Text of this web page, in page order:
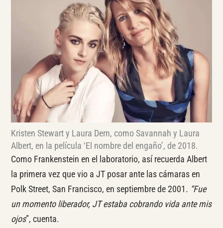
Kristen Stewart y Laura Dern, como Savannah y Laura
Albert, en la película ‘El nombre del engaño’, de 2018.
Como Frankenstein en el laboratorio, así recuerda Albert
la primera vez que vio a JT posar ante las cámaras en
Polk Street, San Francisco, en septiembre de 2001. “Fue
un momento liberador, JT estaba cobrando vida ante mis
ojos”, cuenta.